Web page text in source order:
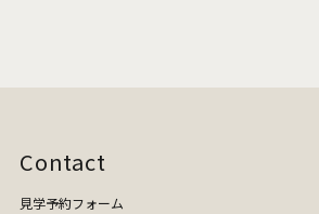
Contact
見学予約フォーム